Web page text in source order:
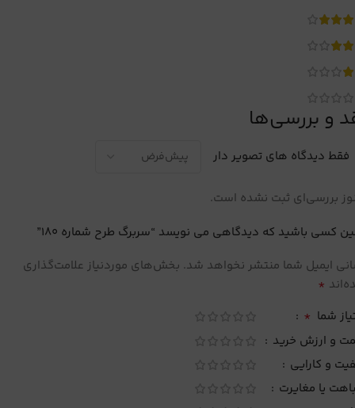
و بررسی‌ها
فقط دیدگاه های تصویر دار
بررسی‌ای ثبت نشده است.
کسی باشید که دیدگاهی می نویسد “سربرگ طرح شماره 180”
ایمیل شما منتشر نخواهد شد. بخش‌های موردنیاز علامت‌گذاری
*
شما *
و ارزش خرید
و کارایی
یا مغایرت